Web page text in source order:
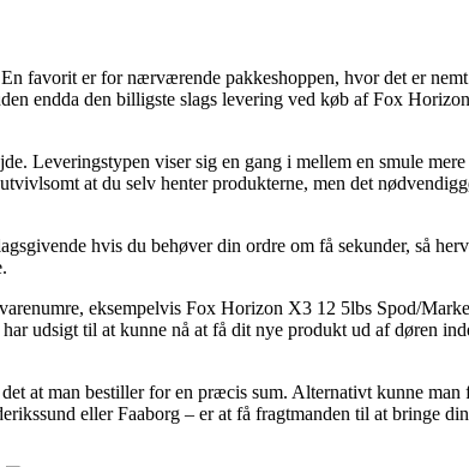
favorit er for nærværende pakkeshoppen, hvor det er
endda den billigste slags levering ved køb af Fox
Leveringstypen viser sig en gang i mellem en smule mere
at du selv henter produkterne, men det
hvis du behøver din ordre om få sekunder, så
eksempelvis Fox Horizon X3 12 5lbs Spod/
udsigt til at kunne nå at få dit nye produkt ud af døren
at man bestiller for en præcis sum. Alternativt kunne man
eller Faaborg – er at få fragtmanden til at bringe